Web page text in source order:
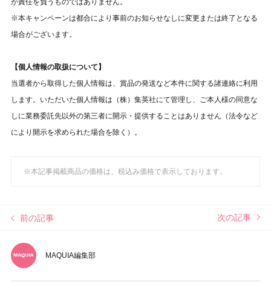
※本キャンペーンは都合により事前のお知らせなしに変更または終了となる
場合がございます。
【個人情報の取扱について】
当選者から取得した個人情報は、賞品の発送など本件に関する諸連絡に利用
します。いただいた個人情報は（株）集英社にて管理し、ご本人様の同意な
しに業務委託先以外の第三者に開示・提供することはありません（法令など
により開示を求められた場合を除く）。
※本記事掲載商品の価格は、税込み価格で表示しております。
前の記事 次の記事
MAQUIA編集部